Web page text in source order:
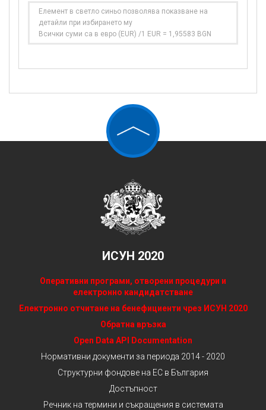
Елемент в светло синьо позволява показване на
детайли при избирането му
Всички суми са в евро (EUR) /1 EUR = 1,95583 BGN
ИСУН 2020
Оперативни програми, отворени процедури и
електронно кандидатстване
Електронно отчитане на бенефициенти чрез ИСУН 2020
Обратна връзка
Open Data API Documentation
Нормативни документи за периода 2014 - 2020
Структурни фондове на ЕС в България
Достъпност
Речник на термини и съкращения в системата